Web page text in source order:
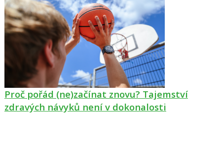
Proč pořád (ne)začínat znovu? Tajemství
zdravých návyků není v dokonalosti